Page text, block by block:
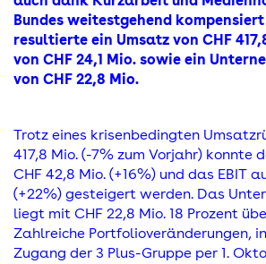
Bundes weitestgehend kompensiert
resultierte ein Umsatz von CHF
von CHF 24,1 Mio. sowie ein
von CHF 22,8 Mio.
Trotz eines krisenbedingten
417,8 Mio. (-7% zum Vorjahr) konnte
CHF 42,8 Mio. (+16%) und das EBIT
(+22%) gesteigert werden. Das
liegt mit CHF 22,8 Mio. 18 Prozent
Zahlreiche Portfolioveränderungen,
Zugang der 3 Plus-Gruppe per 1.